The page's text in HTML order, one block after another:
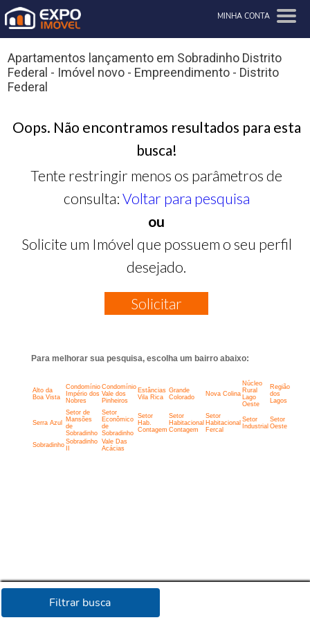
MINHA CONTA
Filtrar busca
Apartamentos lançamento em Sobradinho Distrito
Federal - Imóvel novo - Empreendimento - Distrito
Federal
Oops. Não encontramos resultados para esta
busca!
Tente restringir menos os parâmetros de
consulta: Voltar para pesquisa
ou
Solicite um Imóvel que possuem o seu perfil
desejado.
Solicitar
Para melhorar sua pesquisa, escolha um bairro abaixo:
Alto da
Boa Vista
Condomínio
Império dos
Nobres
Condomínio
Vale dos
Pinheiros
Estâncias
Vila Rica
Grande
Colorado
Nova Colina
Núcleo
Rural
Lago
Oeste
Região
dos
Lagos
Serra Azul
Setor de
Mansões
de
Sobradinho
Setor
Econômico
de
Sobradinho
Setor
Hab.
Contagem
Setor
Habitacional
Contagem
Setor
Habitacional
Fercal
Setor
Industrial
Setor
Oeste
Sobradinho Sobradinho
Vale Das
Acácias